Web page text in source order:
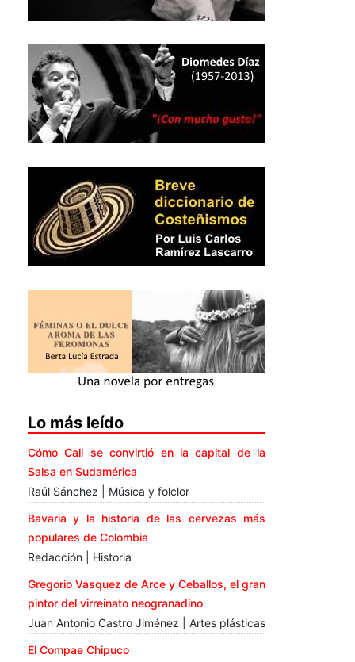
Lo más leído
Cómo Cali se convirtió en la capital de la
Salsa en Sudamérica
Raúl Sánchez | Música y folclor
Bavaria y la historia de las cervezas más
populares de Colombia
Redacción | Historia
Gregorio Vásquez de Arce y Ceballos, el gran
pintor del virreinato neogranadino
Juan Antonio Castro Jiménez | Artes plásticas
El Compae Chipuco